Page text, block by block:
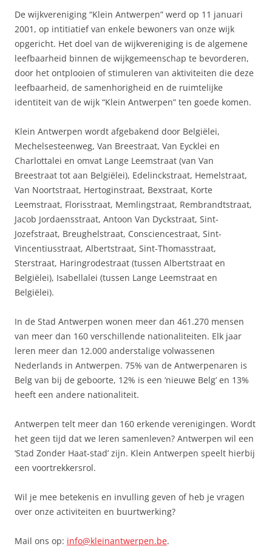
De wijkvereniging “Klein Antwerpen” werd op 11 januari
2001, op intitiatief van enkele bewoners van onze wijk
opgericht. Het doel van de wijkvereniging is de algemene
leefbaarheid binnen de wijkgemeenschap te bevorderen,
door het ontplooien of stimuleren van aktiviteiten die deze
leefbaarheid, de samenhorigheid en de ruimtelijke
identiteit van de wijk “Klein Antwerpen” ten goede komen.
Klein Antwerpen wordt afgebakend door Belgiëlei,
Mechelsesteenweg, Van Breestraat, Van Eycklei en
Charlottalei en omvat Lange Leemstraat (van Van
Breestraat tot aan Belgiëlei), Edelinckstraat, Hemelstraat,
Van Noortstraat, Hertoginstraat, Bexstraat, Korte
Leemstraat, Florisstraat, Memlingstraat, Rembrandtstraat,
Jacob Jordaensstraat, Antoon Van Dyckstraat, Sint-
Jozefstraat, Breughelstraat, Consciencestraat, Sint-
Vincentiusstraat, Albertstraat, Sint-Thomasstraat,
Sterstraat, Haringrodestraat (tussen Albertstraat en
Belgiëlei), Isabellalei (tussen Lange Leemstraat en
Belgiëlei).
In de Stad Antwerpen wonen meer dan 461.270 mensen
van meer dan 160 verschillende nationaliteiten. Elk jaar
leren meer dan 12.000 anderstalige volwassenen
Nederlands in Antwerpen. 75% van de Antwerpenaren is
Belg van bij de geboorte, 12% is een ‘nieuwe Belg’ en 13%
heeft een andere nationaliteit.
Antwerpen telt meer dan 160 erkende verenigingen. Wordt
het geen tijd dat we leren samenleven? Antwerpen wil een
‘Stad Zonder Haat-stad’ zijn. Klein Antwerpen speelt hierbij
een voortrekkersrol.
Wil je mee betekenis en invulling geven of heb je vragen
over onze activiteiten en buurtwerking?
Mail ons op: info@kleinantwerpen.be.